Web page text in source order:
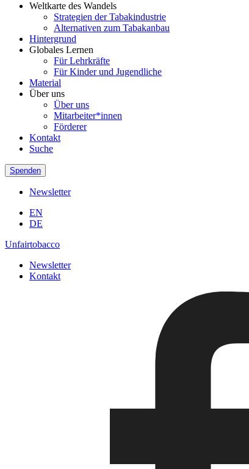
Weltkarte des Wandels
Strategien der Tabakindustrie
Alternativen zum Tabakanbau
Hintergrund
Globales Lernen
Für Lehrkräfte
Für Kinder und Jugendliche
Material
Über uns
Über uns
Mitarbeiter*innen
Förderer
Kontakt
Suche
Spenden
Newsletter
EN
DE
Unfairtobacco
Newsletter
Kontakt